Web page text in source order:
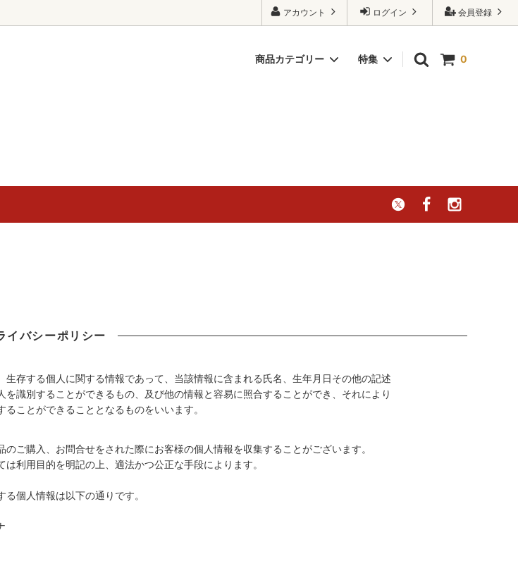
会員登録
ログイン
アカウント
0
商品カテゴリー 特集
イバシーポリシー
生存する個人に関する情報であって、当該情報に含まれる氏名、生年月日その他の記述
を識別することができるもの、及び他の情報と容易に照合することができ、それにより
ることができることとなるものをいいます。
のご購入、お問合せをされた際にお客様の個人情報を収集することがございます。
は利用目的を明記の上、適法かつ公正な手段によります。
る個人情報は以下の通りです。